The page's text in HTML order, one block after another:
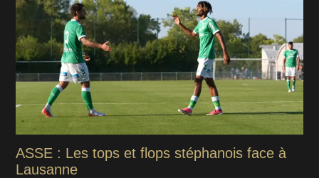
ASSE : Les tops et flops stéphanois face à
Lausanne